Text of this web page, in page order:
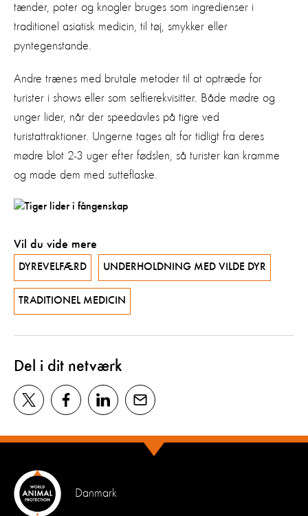
tænder, poter og knogler bruges som ingredienser i
traditionel asiatisk medicin, til tøj, smykker eller
pyntegenstande.
Andre trænes med brutale metoder til at optræde for
turister i shows eller som selfierekvisitter. Både mødre og
unger lider, når der speedavles på tigre ved
turistattraktioner. Ungerne tages alt for tidligt fra deres
mødre blot 2-3 uger efter fødslen, så turister kan kramme
og made dem med sutteflaske.
Vil du vide mere
DYREVELFÆRD UNDERHOLDNING MED VILDE DYR
TRADITIONEL MEDICIN
Del i dit netværk
Danmark